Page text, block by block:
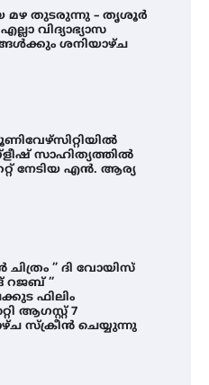
മഴ തുടരുന്നു – തൃശൂർ
വിദ്യാഭ്യാസ
ശനിയാഴ്ച
സാഹിത്യത്തിൽ
നേടിയ എൻ. ആര്യ
ചിത്രം ” ദി വോയിസ്
റജബ് ”
ഫിലിം
ആഗസ്റ്റ് 7
സ്‌ക്രീൻ ചെയ്യുന്നു